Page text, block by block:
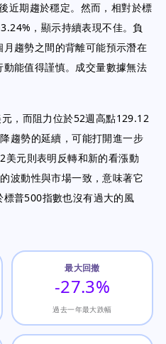
近期趨於穩定。然而，相對於標
，顯示持續表現不佳。負
趨勢之間的背離可能預示潛在
能值得謹慎。成交量數據無法
，而阻力位於52週高點129.12
趨勢的延續，可能打開進一步
元則表明反轉和新的看漲動
波動性與市場一致，意味著它
普500指數也沒有過大的風
最大回撤
-27.3%
過去一年最大跌幅